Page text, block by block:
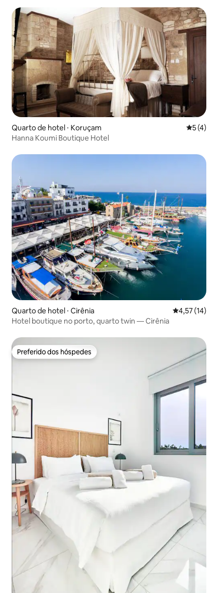
Quarto de hotel ⋅ Koruçam 5 de
5 (4)
Hanna Koumi Boutique Hotel
Quarto de hotel ⋅ Cirênia 4,57 de uma
4,57 (14)
Hotel boutique no porto, quarto twin — Cirênia
Preferido dos hóspedes
Preferido dos hóspedes